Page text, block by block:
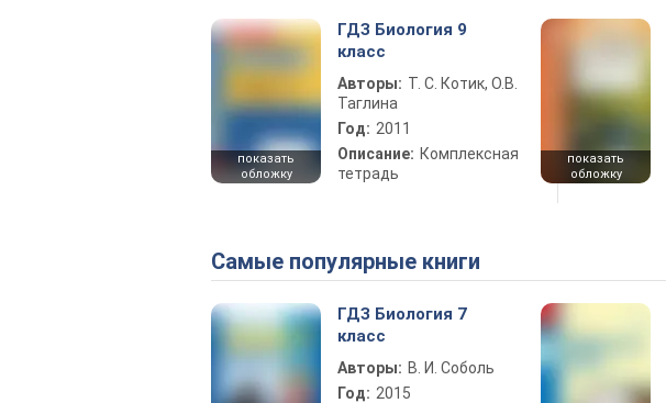
показать
обложку
ГДЗ Биология 9
класс
Авторы: Т. С. Котик, О.В.
Таглина
Год: 2011
Описание: Комплексная
тетрадь
показать
обложку
Самые популярные книги
ГДЗ Биология 7
класс
Авторы: В. И. Соболь
Год: 2015